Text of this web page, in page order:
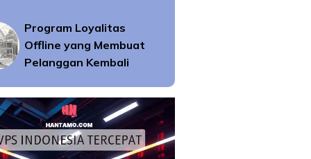
Program Loyalitas
Offline yang Membuat
Pelanggan Kembali